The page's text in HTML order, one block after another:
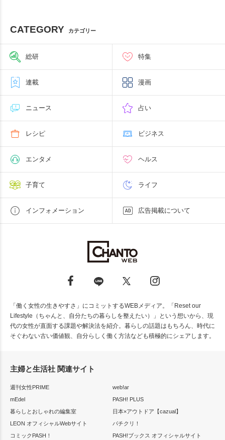
CATEGORY カテゴリー
総研 特集
連載 漫画
ニュース 占い
レシピ ビジネス
エンタメ ヘルス
子育て ライフ
インフォメーション 広告掲載について
「働く女性の生きやすさ」にコミットするWEBメディア。「Reset our
Lifestyle（ちゃんと、自分たちの暮らしを整えたい）」という想いから、現
代の女性が直面する課題や解決法を紹介。暮らしの話題はもちろん、時代に
そぐわない古い価値観、自分らしく働く方法なども積極的にシェアします。
主婦と生活社 関連サイト
週刊女性PRIME
web!ar
mEdel
PASH! PLUS
暮らしとおしゃれの編集室
日本×アウトドア【cazual】
LEON オフィシャルWebサイト
パチクリ！
コミックPASH！
PASH!ブックス オフィシャルサイト